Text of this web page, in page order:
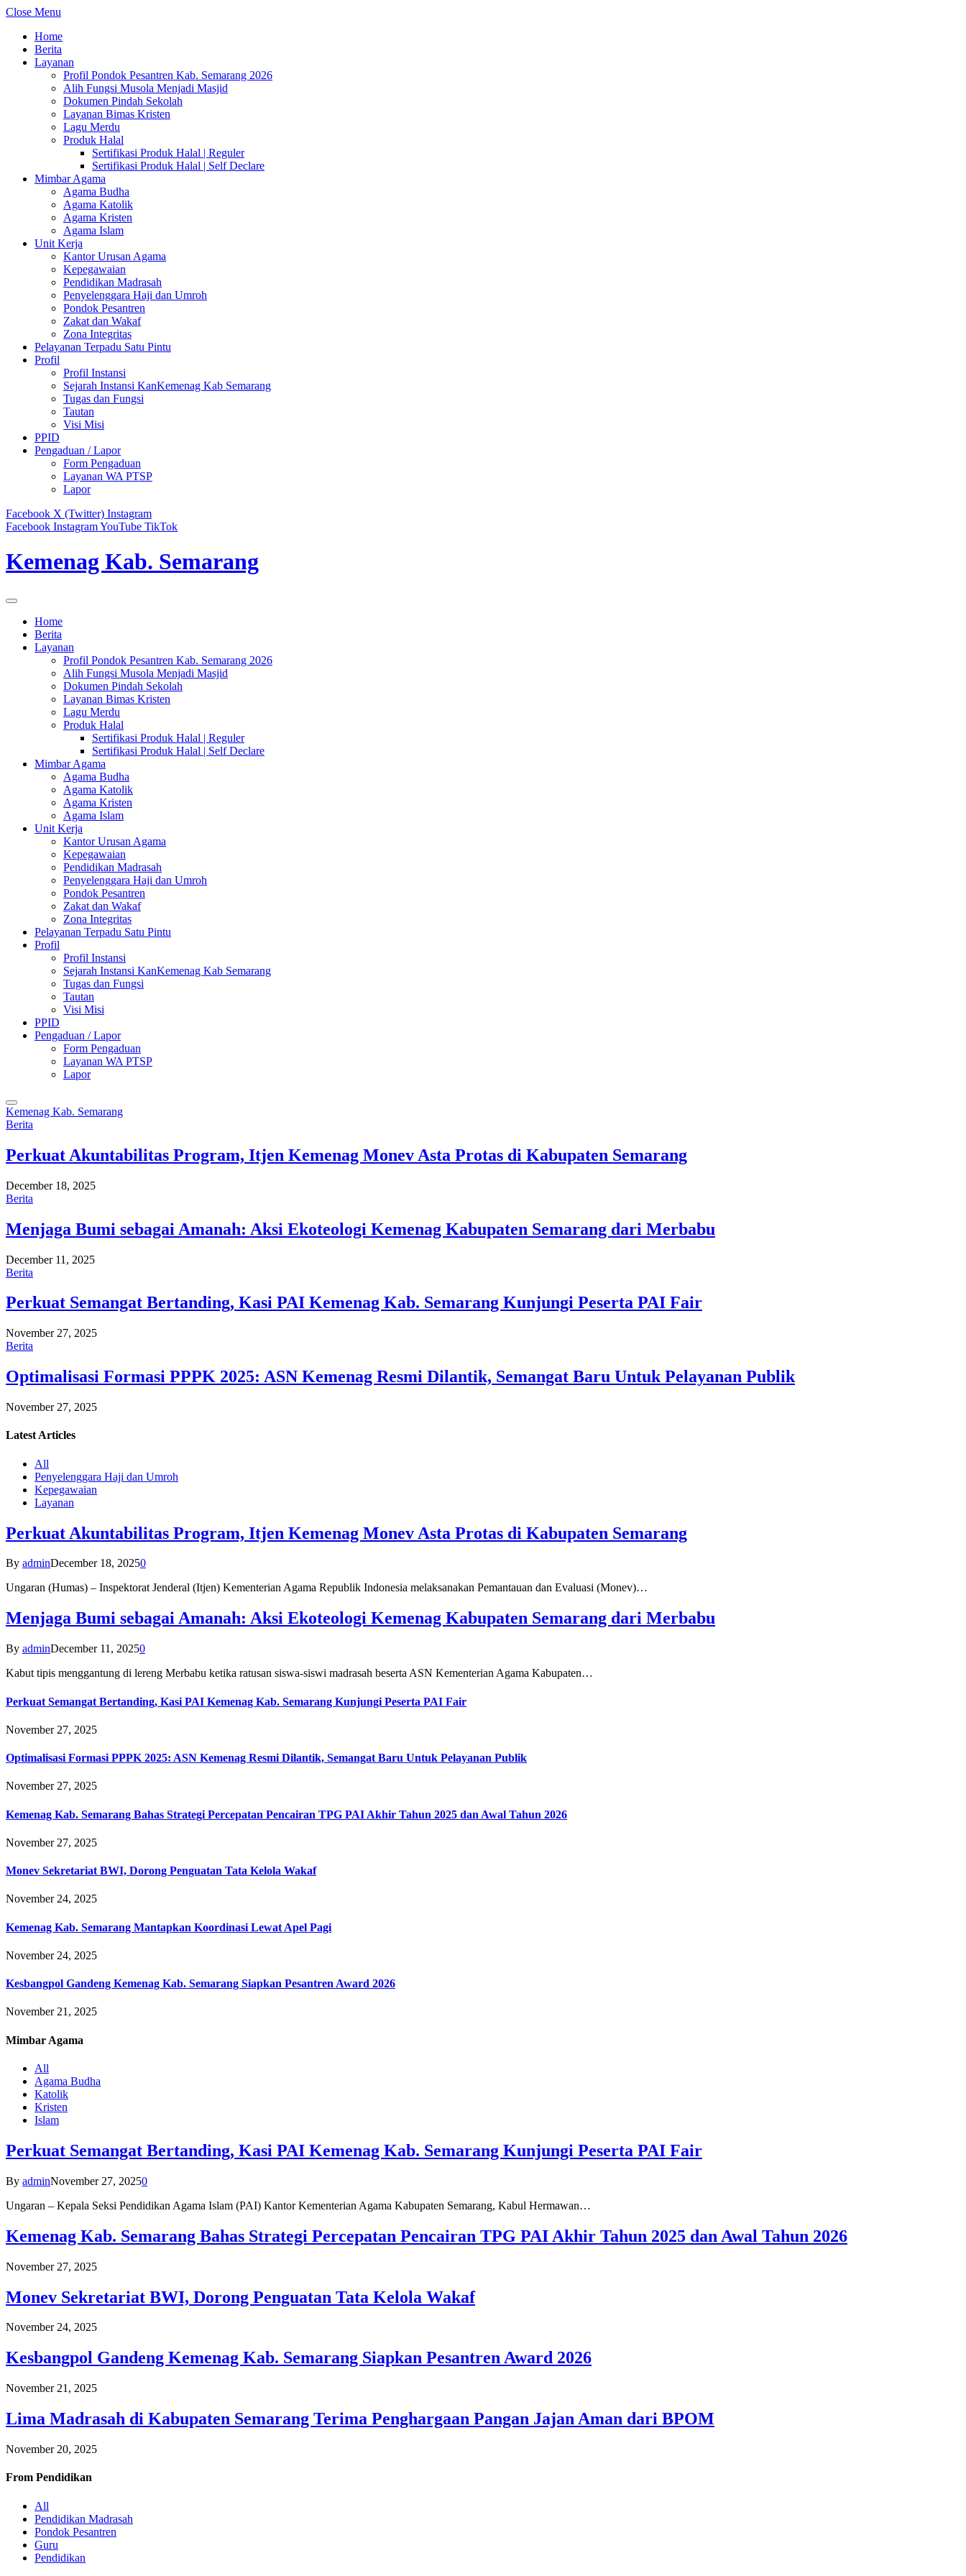
Close Menu
Home
Berita
Layanan
Profil Pondok Pesantren Kab. Semarang 2026
Alih Fungsi Musola Menjadi Masjid
Dokumen Pindah Sekolah
Layanan Bimas Kristen
Lagu Merdu
Produk Halal
Sertifikasi Produk Halal | Reguler
Sertifikasi Produk Halal | Self Declare
Mimbar Agama
Agama Budha
Agama Katolik
Agama Kristen
Agama Islam
Unit Kerja
Kantor Urusan Agama
Kepegawaian
Pendidikan Madrasah
Penyelenggara Haji dan Umroh
Pondok Pesantren
Zakat dan Wakaf
Zona Integritas
Pelayanan Terpadu Satu Pintu
Profil
Profil Instansi
Sejarah Instansi KanKemenag Kab Semarang
Tugas dan Fungsi
Tautan
Visi Misi
PPID
Pengaduan / Lapor
Form Pengaduan
Layanan WA PTSP
Lapor
Facebook X (Twitter) Instagram
Facebook InstagramYouTube TikTok
Kemenag Kab. Semarang
Home
Berita
Layanan
Profil Pondok Pesantren Kab. Semarang 2026
Alih Fungsi Musola Menjadi Masjid
Dokumen Pindah Sekolah
Layanan Bimas Kristen
Lagu Merdu
Produk Halal
Sertifikasi Produk Halal | Reguler
Sertifikasi Produk Halal | Self Declare
Mimbar Agama
Agama Budha
Agama Katolik
Agama Kristen
Agama Islam
Unit Kerja
Kantor Urusan Agama
Kepegawaian
Pendidikan Madrasah
Penyelenggara Haji dan Umroh
Pondok Pesantren
Zakat dan Wakaf
Zona Integritas
Pelayanan Terpadu Satu Pintu
Profil
Profil Instansi
Sejarah Instansi KanKemenag Kab Semarang
Tugas dan Fungsi
Tautan
Visi Misi
PPID
Pengaduan / Lapor
Form Pengaduan
Layanan WA PTSP
Lapor
Kemenag Kab. Semarang
Berita
Perkuat Akuntabilitas Program, Itjen Kemenag Monev Asta Protas di Kabupaten Semarang
December 18, 2025
Berita
Menjaga Bumi sebagai Amanah: Aksi Ekoteologi Kemenag Kabupaten Semarang dari Merbabu
December 11, 2025
Berita
Perkuat Semangat Bertanding, Kasi PAI Kemenag Kab. Semarang Kunjungi Peserta PAI Fair
November 27, 2025
Berita
Optimalisasi Formasi PPPK 2025: ASN Kemenag Resmi Dilantik, Semangat Baru Untuk Pelayanan Publik
November 27, 2025
Latest Articles
All
Penyelenggara Haji dan Umroh
Kepegawaian
Layanan
Perkuat Akuntabilitas Program, Itjen Kemenag Monev Asta Protas di Kabupaten Semarang
By adminDecember 18, 20250
Ungaran (Humas) – Inspektorat Jenderal (Itjen) Kementerian Agama Republik Indonesia melaksanakan Pemantauan dan Evaluasi (Monev)…
Menjaga Bumi sebagai Amanah: Aksi Ekoteologi Kemenag Kabupaten Semarang dari Merbabu
By adminDecember 11, 20250
Kabut tipis menggantung di lereng Merbabu ketika ratusan siswa-siswi madrasah beserta ASN Kementerian Agama Kabupaten…
Perkuat Semangat Bertanding, Kasi PAI Kemenag Kab. Semarang Kunjungi Peserta PAI Fair
November 27, 2025
Optimalisasi Formasi PPPK 2025: ASN Kemenag Resmi Dilantik, Semangat Baru Untuk Pelayanan Publik
November 27, 2025
Kemenag Kab. Semarang Bahas Strategi Percepatan Pencairan TPG PAI Akhir Tahun 2025 dan Awal Tahun 2026
November 27, 2025
Monev Sekretariat BWI, Dorong Penguatan Tata Kelola Wakaf
November 24, 2025
Kemenag Kab. Semarang Mantapkan Koordinasi Lewat Apel Pagi
November 24, 2025
Kesbangpol Gandeng Kemenag Kab. Semarang Siapkan Pesantren Award 2026
November 21, 2025
Mimbar Agama
All
Agama Budha
Katolik
Kristen
Islam
Perkuat Semangat Bertanding, Kasi PAI Kemenag Kab. Semarang Kunjungi Peserta PAI Fair
By adminNovember 27, 20250
Ungaran – Kepala Seksi Pendidikan Agama Islam (PAI) Kantor Kementerian Agama Kabupaten Semarang, Kabul Hermawan…
Kemenag Kab. Semarang Bahas Strategi Percepatan Pencairan TPG PAI Akhir Tahun 2025 dan Awal Tahun 2026
November 27, 2025
Monev Sekretariat BWI, Dorong Penguatan Tata Kelola Wakaf
November 24, 2025
Kesbangpol Gandeng Kemenag Kab. Semarang Siapkan Pesantren Award 2026
November 21, 2025
Lima Madrasah di Kabupaten Semarang Terima Penghargaan Pangan Jajan Aman dari BPOM
November 20, 2025
From Pendidikan
All
Pendidikan Madrasah
Pondok Pesantren
Guru
Pendidikan